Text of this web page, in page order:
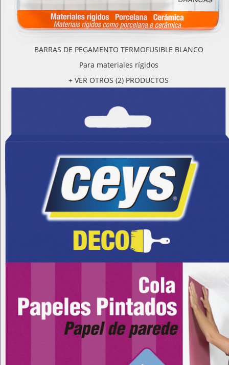
BARRAS DE PEGAMENTO TERMOFUSIBLE BLANCO
Para materiales rígidos
+ VER OTROS (2) PRODUCTOS